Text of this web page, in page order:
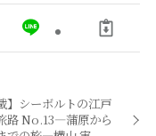
】シーボルトの江戸
路 No.13―蒲原から